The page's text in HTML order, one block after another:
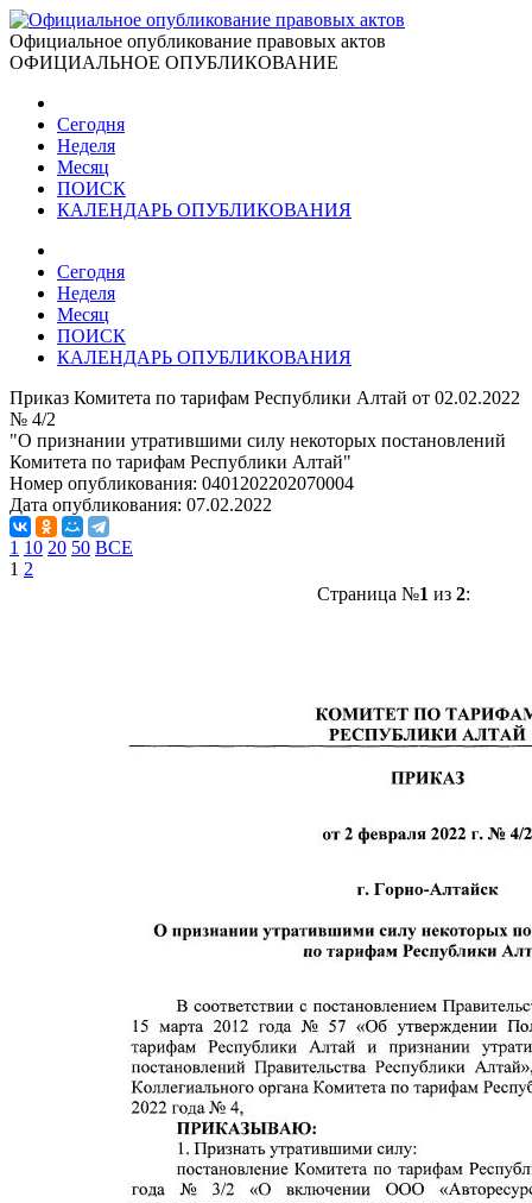
Официальное опубликование правовых актов
ОФИЦИАЛЬНОЕ ОПУБЛИКОВАНИЕ
Сегодня
Неделя
Месяц
ПОИСК
КАЛЕНДАРЬ ОПУБЛИКОВАНИЯ
Сегодня
Неделя
Месяц
ПОИСК
КАЛЕНДАРЬ ОПУБЛИКОВАНИЯ
Приказ Комитета по тарифам Республики Алтай от 02.02.2022
№ 4/2
"О признании утратившими силу некоторых постановлений
Комитета по тарифам Республики Алтай"
Номер опубликования: 0401202202070004
Дата опубликования: 07.02.2022
1 10 20 50 ВСЕ
1 2
Страница №1 из 2: